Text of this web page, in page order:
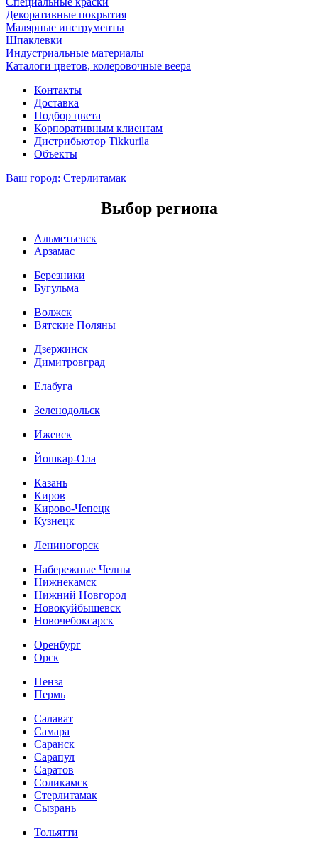
Декоративные покрытия
Малярные инструменты
Шпаклевки
Индустриальные материалы
Каталоги цветов, колеровочные веера
Контакты
Доставка
Подбор цвета
Корпоративным клиентам
Дистрибьютор Tikkurila
Объекты
Ваш город: Стерлитамак
Выбор региона
Альметьевск
Арзамас
Березники
Бугульма
Волжск
Вятские Поляны
Дзержинск
Димитровград
Елабуга
Зеленодольск
Ижевск
Йошкар-Ола
Казань
Киров
Кирово-Чепецк
Кузнецк
Лениногорск
Набережные Челны
Нижнекамск
Нижний Новгород
Новокуйбышевск
Новочебоксарск
Оренбург
Орск
Пенза
Пермь
Салават
Самара
Саранск
Сарапул
Саратов
Соликамск
Стерлитамак
Сызрань
Тольятти